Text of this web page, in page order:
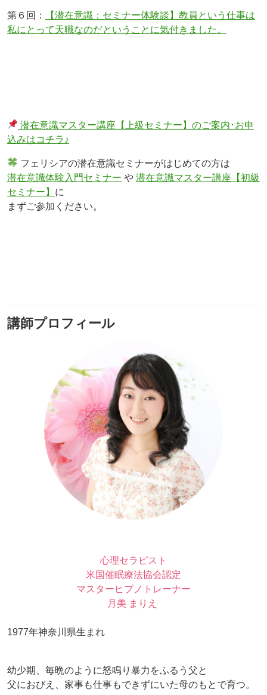
第６回：
【潜在意識：セミナー体験談】教員という仕事は
私にとって天職なのだということに気付きました。
潜在意識マスター講座【上級セミナー】のご案内･お申
込みはコチラ♪
フェリシアの潜在意識セミナーがはじめての方は
潜在意識体験入門セミナー や 潜在意識マスター講座【初級
セミナー】 に
まずご参加ください。
講師プロフィール
心理セラピスト
米国催眠療法協会認定
マスターヒプノトレーナー
月美 まりえ
1977年神奈川県生まれ
幼少期、毎晩のように怒鳴り暴力をふるう父と
父におびえ、家事も仕事もできずにいた母のもとで育つ。